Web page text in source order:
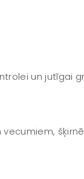
un jutīgai